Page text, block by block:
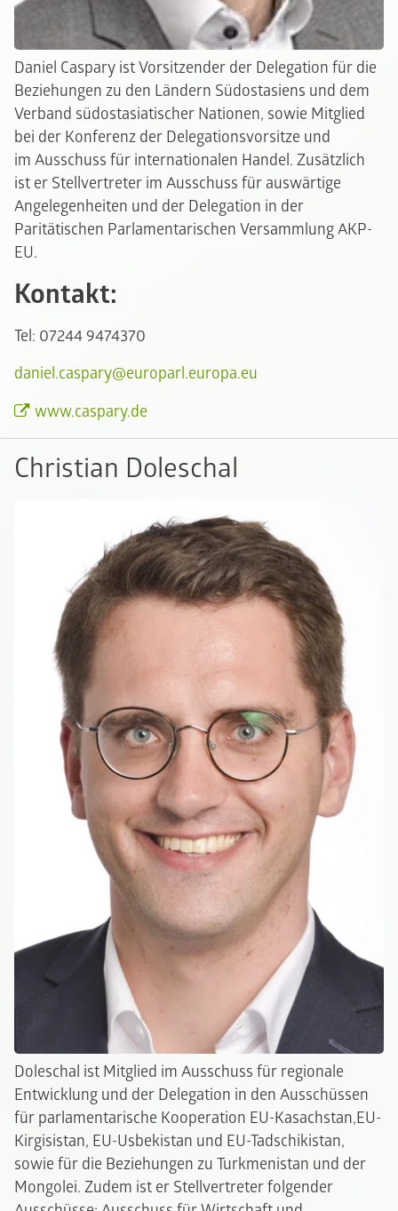
Daniel Caspary ist Vorsitzender der Delegation für die
Beziehungen zu den Ländern Südostasiens und dem
Verband südostasiatischer Nationen, sowie Mitglied
bei der Konferenz der Delegationsvorsitze und
im Ausschuss für internationalen Handel. Zusätzlich
ist er Stellvertreter im Ausschuss für auswärtige
Angelegenheiten und der Delegation in der
Paritätischen Parlamentarischen Versammlung AKP-
EU.
Kontakt:
Tel: 07244 9474370
daniel.caspary@europarl.europa.eu
www.caspary.de
Christian Doleschal
Doleschal ist Mitglied im Ausschuss für regionale
Entwicklung und der Delegation in den Ausschüssen
für parlamentarische Kooperation EU-Kasachstan,EU-
Kirgisistan, EU-Usbekistan und EU-Tadschikistan,
sowie für die Beziehungen zu Turkmenistan und der
Mongolei. Zudem ist er Stellvertreter folgender